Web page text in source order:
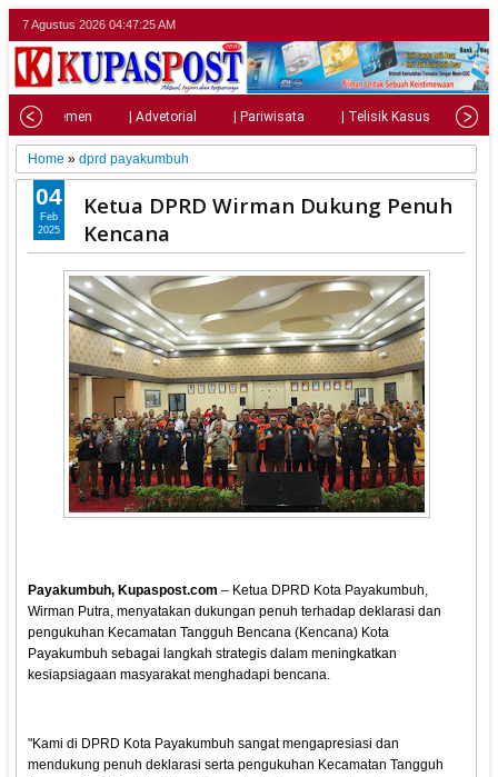
7 Agustus 2026 04:47:26 AM
| Parlemen | Advetorial | Pariwisata | Telisik Kasus |
Home »dprd payakumbuh
Ketua DPRD Wirman Dukung Penuh
Kencana
Payakumbuh, Kupaspost.com – Ketua DPRD Kota Payakumbuh,
Wirman Putra, menyatakan dukungan penuh terhadap deklarasi dan
pengukuhan Kecamatan Tangguh Bencana (Kencana) Kota
Payakumbuh sebagai langkah strategis dalam meningkatkan
kesiapsiagaan masyarakat menghadapi bencana.
"Kami di DPRD Kota Payakumbuh sangat mengapresiasi dan
mendukung penuh deklarasi serta pengukuhan Kecamatan Tangguh
04
Feb
2025